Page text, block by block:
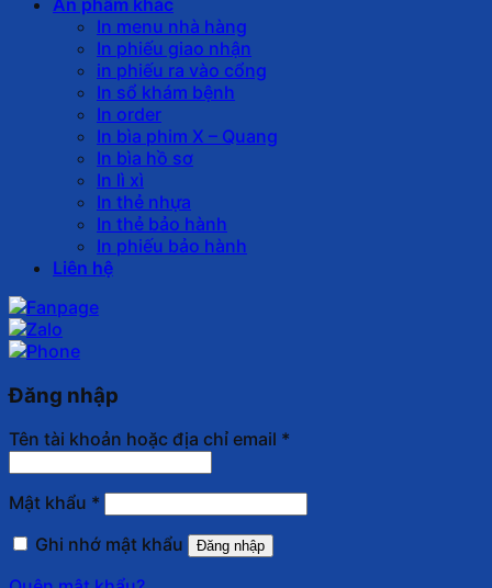
In menu nhà hàng
In phiếu giao nhận
in phiếu ra vào cổng
In sổ khám bệnh
In order
In bìa phim X – Quang
In bìa hồ sơ
In lì xì
In thẻ nhựa
In thẻ bảo hành
In phiếu bảo hành
Liên hệ
Đăng nhập
Tên tài khoản hoặc địa chỉ email *
Mật khẩu *
Ghi nhớ mật khẩu
Đăng nhập